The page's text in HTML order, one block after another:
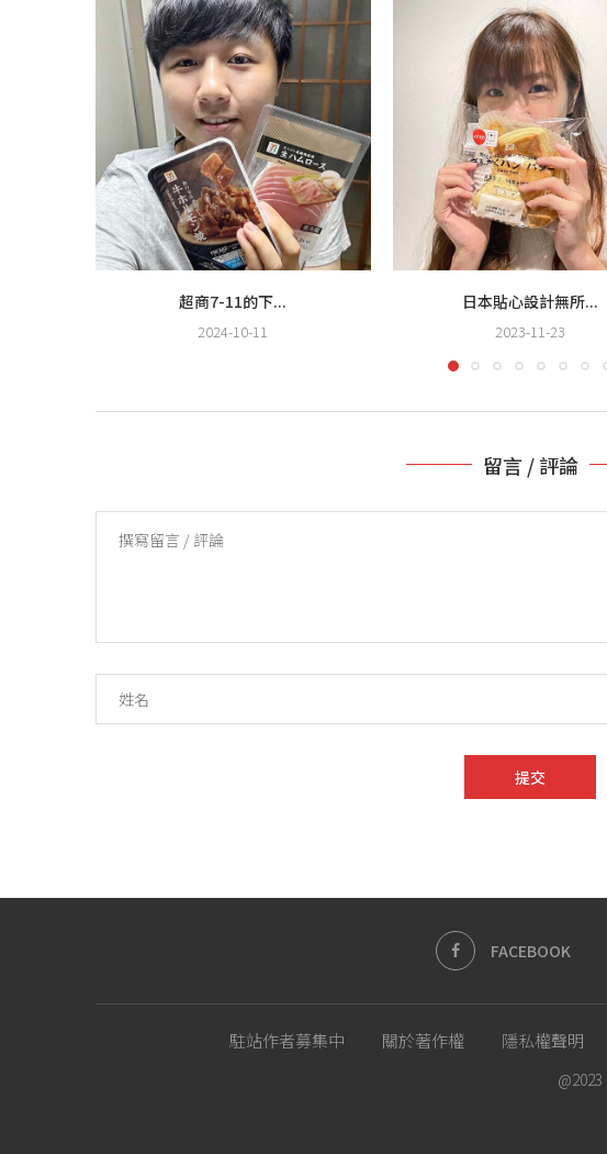
超商7-11的下...
2024-10-11
日本貼心設計無所...
2023-11-23
留言 / 評論
FACEBOOK
駐站作者募集中 關於著作權 隱私權聲明